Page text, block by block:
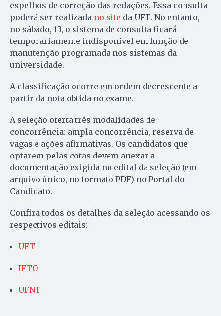
espelhos de correção das redações. Essa consulta
poderá ser realizada no site da UFT. No entanto,
no sábado, 13, o sistema de consulta ficará
temporariamente indisponível em função de
manutenção programada nos sistemas da
universidade.
A classificação ocorre em ordem decrescente a
partir da nota obtida no exame.
A seleção oferta três modalidades de
concorrência: ampla concorrência, reserva de
vagas e ações afirmativas. Os candidatos que
optarem pelas cotas devem anexar a
documentação exigida no edital da seleção (em
arquivo único, no formato PDF) no Portal do
Candidato.
Confira todos os detalhes da seleção acessando os
respectivos editais:
UFT
IFTO
UFNT